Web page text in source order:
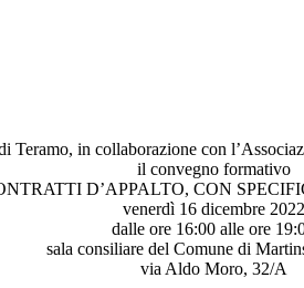
Teramo, in collaborazione con
il convegno formativo
D’APPALTO, CON
venerdì 16 dicembre 2022
dalle ore 16:00 alle ore
sala consiliare del Comune di
via Aldo Moro, 32/A